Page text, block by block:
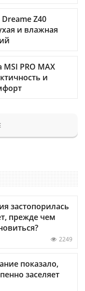
Z40
и влажная
PRO MAX
и
застопорилась
прежде чем
2249
показало,
заселяет